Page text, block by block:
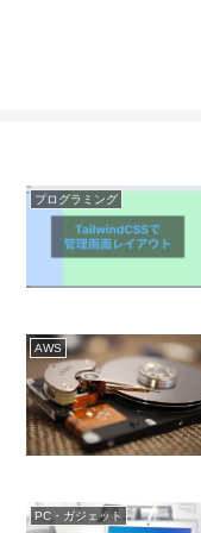
プログラミング
AWS
PC・ガジェット